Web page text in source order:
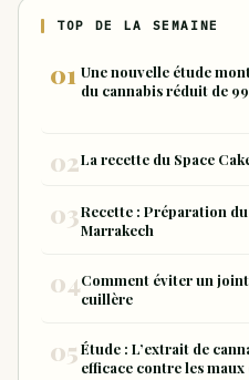
TOP DE LA SEMAINE
Une nouvelle étude
du cannabis réduit de
La recette du Space
Recette : Préparation
Marrakech
Comment éviter un
cuillère
Étude : L’extrait de
efficace contre les